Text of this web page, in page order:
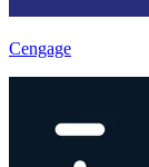
Cengage